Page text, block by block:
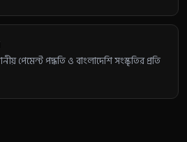
পেমেন্ট পদ্ধতি ও বাংলাদেশি সংস্কৃতির প্রতি